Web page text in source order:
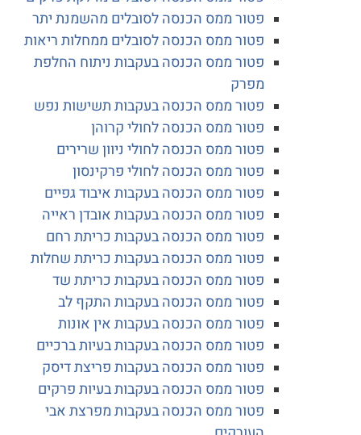
פטור ממס הכנסה לסובלים מהשמנת יתר
פטור ממס הכנסה לסובלים ממחלות ריאות
פטור ממס הכנסה בעקבות ניתוח החלפת
מפרק
פטור ממס הכנסה בעקבות תשישות נפש
פטור ממס הכנסה לחולי קרוהן
פטור ממס הכנסה לחולי ניוון שרירים
פטור ממס הכנסה לחולי פרקינסון
פטור ממס הכנסה בעקבות איבוד גפיים
פטור ממס הכנסה בעקבות אובדן ראייה
פטור ממס הכנסה בעקבות כריתת רחם
פטור ממס הכנסה בעקבות כריתת שחלות
פטור ממס הכנסה בעקבות כריתת שד
פטור ממס הכנסה בעקבות התקף לב
פטור ממס הכנסה בעקבות אין אונות
פטור ממס הכנסה בעקבות בעיות ברכיים
פטור ממס הכנסה בעקבות פריצת דיסק
פטור ממס הכנסה בעקבות בעיות פרקים
פטור ממס הכנסה בעקבות מפרצת אבי